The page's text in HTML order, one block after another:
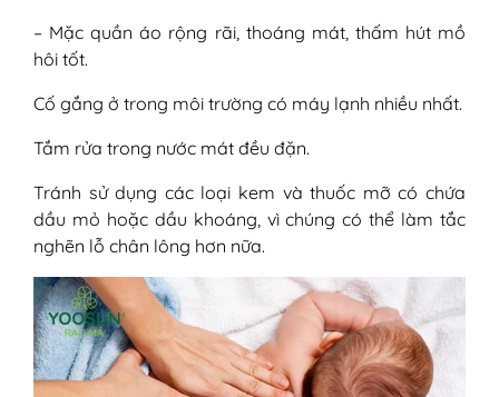
– Mặc quần áo rộng rãi, thoáng mát, thấm hút mồ
hôi tốt.
Cố gắng ở trong môi trường có máy lạnh nhiều nhất.
Tắm rửa trong nước mát đều đặn.
Tránh sử dụng các loại kem và thuốc mỡ có chứa
dầu mỏ hoặc dầu khoáng, vì chúng có thể làm tắc
nghẽn lỗ chân lông hơn nữa.